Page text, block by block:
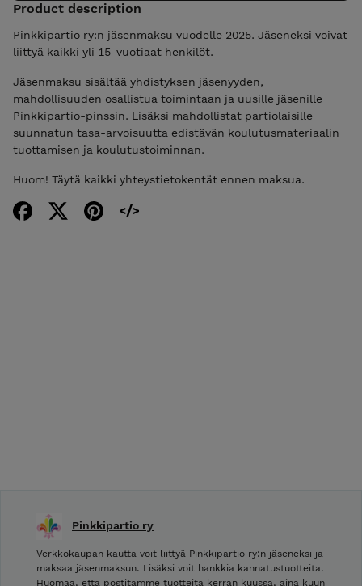
Product description
Pinkkipartio ry:n jäsenmaksu vuodelle 2025. Jäseneksi voivat
liittyä kaikki yli 15-vuotiaat henkilöt.
Jäsenmaksu sisältää yhdistyksen jäsenyyden,
mahdollisuuden osallistua toimintaan ja uusille jäsenille
Pinkkipartio-pinssin. Lisäksi mahdollistat partiolaisille
suunnatun tasa-arvoisuutta edistävän koulutusmateriaalin
tuottamisen ja koulutustoiminnan.
Huom! Täytä kaikki yhteystietokentät ennen maksua.
Pinkkipartio ry
Verkkokaupan kautta voit liittyä Pinkkipartio ry:n jäseneksi ja
maksaa jäsenmaksun. Lisäksi voit hankkia kannatustuotteita.
Huomaa, että postitamme tuotteita kerran kuussa, aina kuun